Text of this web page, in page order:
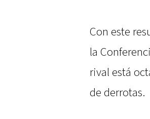
Con este
la
rival está
de derrotas.